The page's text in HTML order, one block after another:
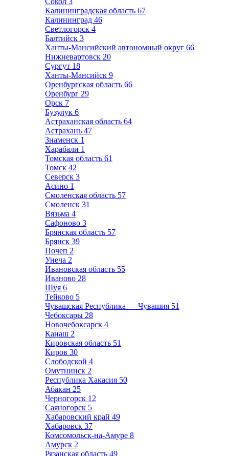
Калининградская область 67
Калининград 46
Светлогорск 4
Балтийск 3
Ханты-Мансийский автономный округ 66
Нижневартовск 20
Сургут 18
Ханты-Мансийск 9
Оренбургская область 66
Оренбург 29
Орск 7
Бузулук 6
Астраханская область 64
Астрахань 47
Знаменск 1
Харабали 1
Томская область 61
Томск 42
Северск 3
Асино 1
Смоленская область 57
Смоленск 31
Вязьма 4
Сафоново 3
Брянская область 57
Брянск 39
Почеп 2
Унеча 2
Ивановская область 55
Иваново 28
Шуя 6
Тейково 5
Чувашская Республика — Чувашия 51
Чебоксары 28
Новочебоксарск 4
Канаш 2
Кировская область 51
Киров 30
Слободской 4
Омутнинск 2
Республика Хакасия 50
Абакан 25
Черногорск 12
Саяногорск 5
Хабаровский край 49
Хабаровск 37
Комсомольск-на-Амуре 8
Амурск 2
Рязанская область 49